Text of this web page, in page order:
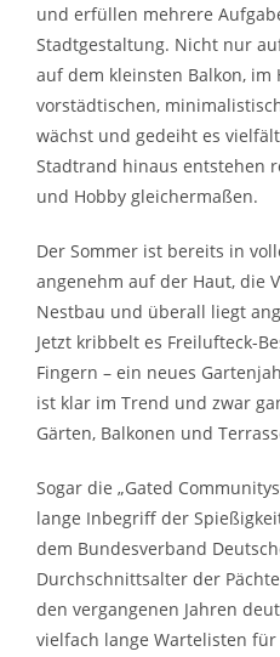
und erfüllen mehrere
Stadtgestaltung. Nicht nur
auf dem kleinsten Balkon,
vorstädtischen,
wächst und gedeiht es
Stadtrand hinaus entstehen
und Hobby gleichermaßen.
Der Sommer ist bereits in
angenehm auf der Haut, die
Nestbau und überall liegt
Jetzt kribbelt es Freilufteck-
Fingern – ein neues
ist klar im Trend und zwar
Gärten, Balkonen und
Sogar die „Gated
lange Inbegriff der
dem Bundesverband
Durchschnittsalter der
den vergangenen Jahren
vielfach lange Wartelisten für